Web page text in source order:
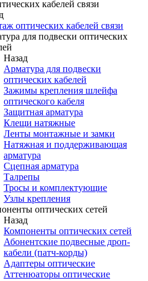
кабелей связи
оптических кабелей связи
для подвески оптических
Назад
Арматура для подвески
оптических кабелей
Зажимы крепления шлейфа
оптического кабеля
Защитная арматура
Клещи натяжные
Ленты монтажные и замки
Натяжная и поддерживающая
арматура
Сцепная арматура
Талрепы
Тросы и комплектующие
Узлы крепления
оптических сетей
Назад
Компоненты оптических сетей
Абонентские подвесные дроп-
кабели (патч-корды)
Адаптеры оптические
Аттенюаторы оптические